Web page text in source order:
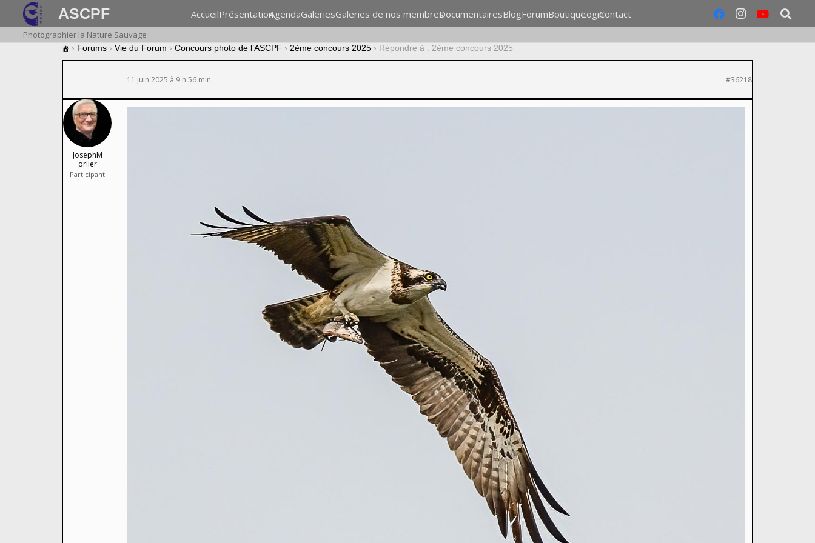
ASCPF AccueilPrésentationAgendaGaleriesGaleries de nos membresDocumentairesBlogForumBoutiqueLoginContact
Photographier la Nature Sauvage
› Forums › Vie du Forum › Concours photo de l’ASCPF › 2ème concours 2025 › Répondre à : 2ème concours 2025
11 juin 2025 à 9 h 56 min #36218
JosephM
orlier
Participant